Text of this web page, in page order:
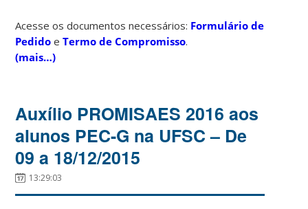
Acesse os documentos necessários: Formulário de
Pedido eTermo de Compromisso.
(mais…)
Auxílio PROMISAES 2016 aos
alunos PEC-G na UFSC – De
09 a 18/12/2015
13:29:03